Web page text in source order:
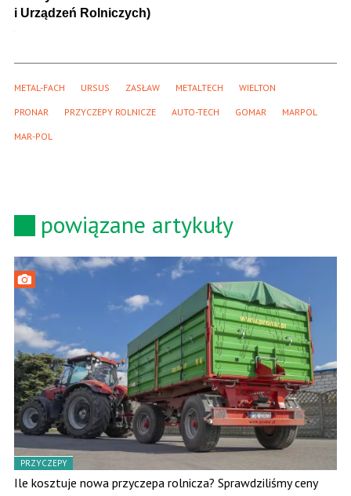
i Urządzeń Rolniczych)
METAL-FACH URSUS ZASŁAW METALTECH WIELTON
PRONAR PRZYCZEPY ROLNICZE AUTO-TECH GOMAR MARPOL
MAR-POL
powiązane artykuły
PRZYCZEPY
Ile kosztuje nowa przyczepa rolnicza? Sprawdziliśmy ceny